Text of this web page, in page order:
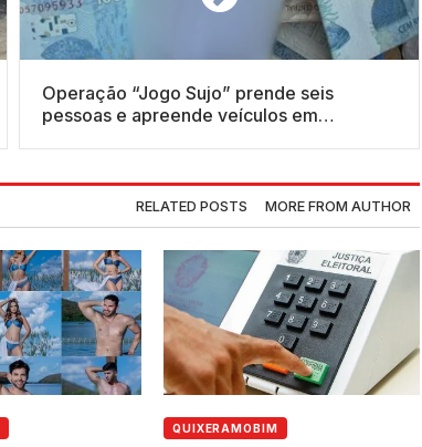
Operação “Jogo Sujo” prende seis
pessoas e apreende veículos em
RELATED POSTS MORE FROM AUTHOR
QUIXERAMOBIM